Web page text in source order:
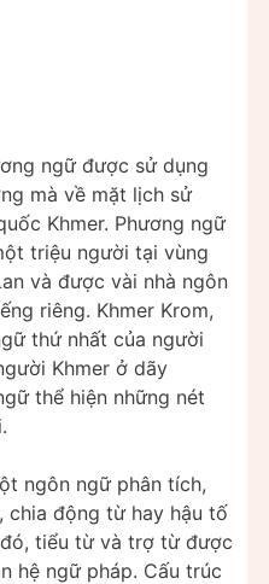
ngữ được sử dụng
mà về mặt lịch sử
Khmer. Phương ngữ
triệu người tại vùng
và được vài nhà ngôn
riêng. Khmer Krom,
thứ nhất của người
Khmer ở dãy
thể hiện những nét
ngôn ngữ phân tích,
chia động từ hay hậu tố
tiểu từ và trợ từ được
hệ ngữ pháp. Cấu trúc